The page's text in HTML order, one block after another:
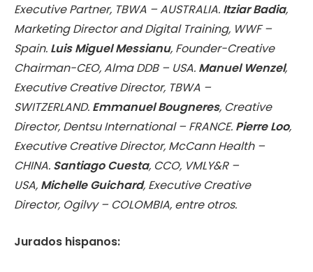
Executive Partner, TBWA – AUSTRALIA. Itziar Badia,
Marketing Director and Digital Training, WWF –
Spain. Luis Miguel Messianu, Founder-Creative
Chairman-CEO, Alma DDB – USA. Manuel Wenzel,
Executive Creative Director, TBWA –
SWITZERLAND. Emmanuel Bougneres, Creative
Director, Dentsu International – FRANCE. Pierre Loo,
Executive Creative Director, McCann Health –
CHINA. Santiago Cuesta, CCO, VMLY&R –
USA, Michelle Guichard, Executive Creative
Director, Ogilvy – COLOMBIA, entre otros.
Jurados hispanos: